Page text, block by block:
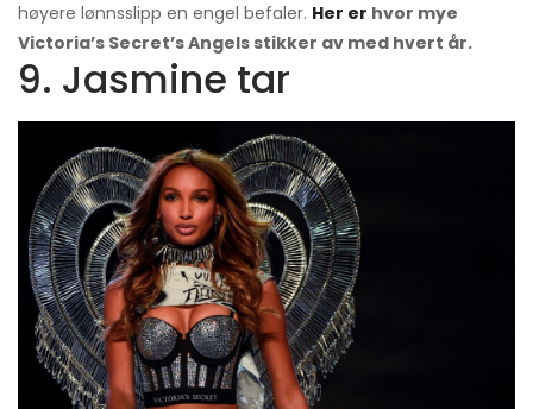
høyere lønnsslipp en engel befaler. Her er hvor mye
Victoria’s Secret’s Angels stikker av med hvert år.
9. Jasmine tar